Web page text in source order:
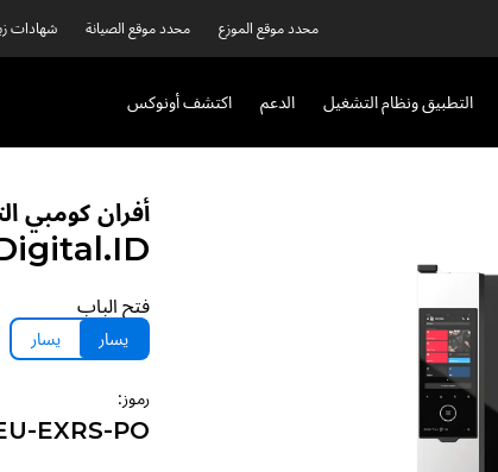
محدد موقع الموزع محدد موقع الصيانة شهادات
التطبيق ونظام التشغيل الدعم اكتشف أونوكس
أفران كومبي
فتح الباب
يسار يسار
رموز:
EXRS-PO